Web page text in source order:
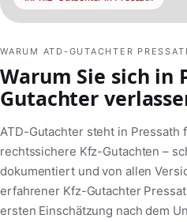
WARUM ATD-GUTACHTER
Warum Sie sich in
Gutachter
ATD-Gutachter steht in Pressath
rechtssichere Kfz-Gutachten –
dokumentiert und von allen
erfahrener Kfz-Gutachter
ersten Einschätzung nach dem